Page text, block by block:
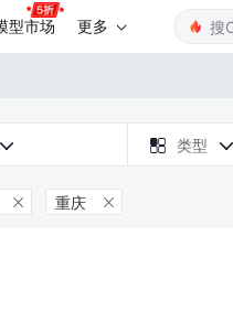
型市场 更多
  类型 
 重庆 